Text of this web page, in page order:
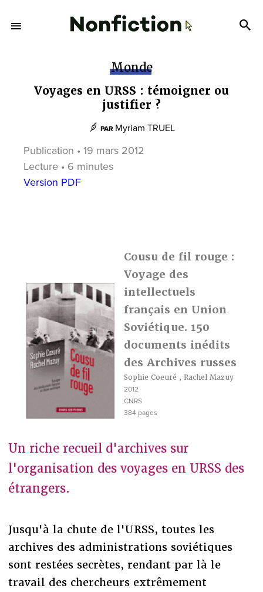
Monde
Voyages en URSS : témoigner ou
justifier ?
PAR Myriam TRUEL
Publication • 19 mars 2012
Lecture • 6 minutes
Version PDF
Cousu de fil rouge :
Voyage des
intellectuels
français en Union
Soviétique. 150
documents inédits
des Archives russes
Sophie Coeuré , Rachel Mazuy
2012
CNRS
384 pages
Un riche recueil d'archives sur
l'organisation des voyages en URSS des
étrangers.
Jusqu'à la chute de l'URSS, toutes les
archives des administrations soviétiques
sont restées secrètes, rendant par là le
travail des chercheurs extrêmement